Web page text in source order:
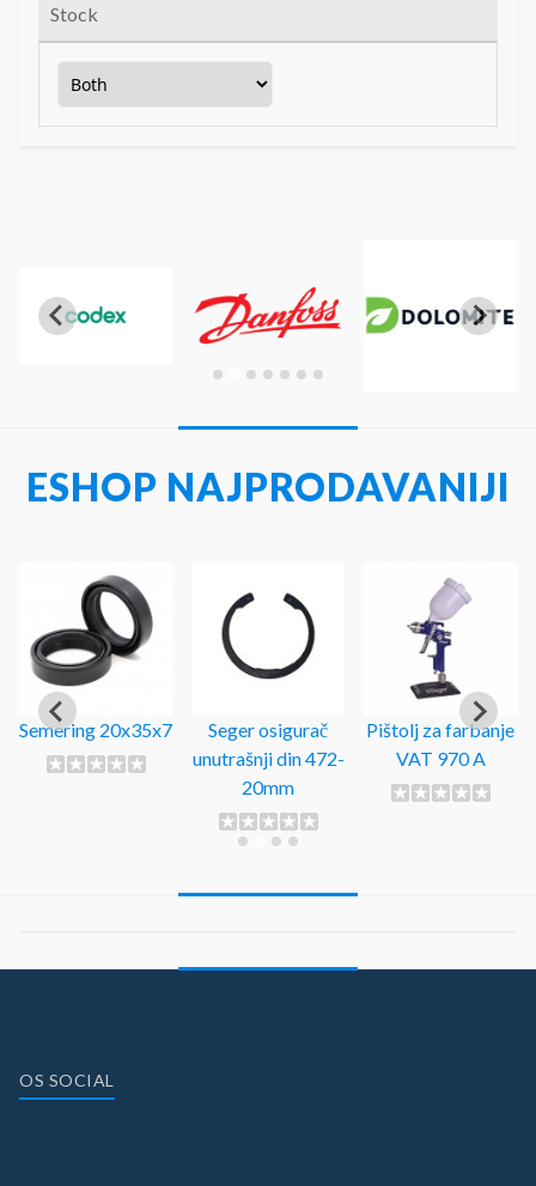
Stock
ESHOP NAJPRODAVANIJI
Semering 20x35x7
Seger osigurač
unutrašnji din 472-
20mm
Pištolj za farbanje
VAT 970 A
OS SOCIAL